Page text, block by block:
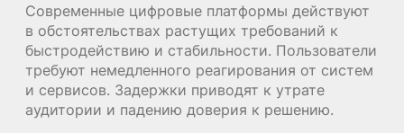
Современные цифровые платформы действуют
в обстоятельствах растущих требований к
быстродействию и стабильности. Пользователи
требуют немедленного реагирования от систем
и сервисов. Задержки приводят к утрате
аудитории и падению доверия к решению.